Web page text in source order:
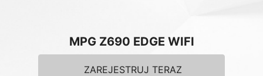
MPG Z690 EDGE WIFI
ZAREJESTRUJ TERAZ